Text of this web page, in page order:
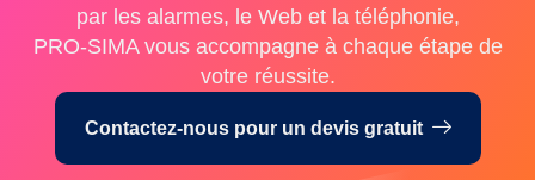
par les alarmes, le Web et la téléphonie,
PRO-SIMA vous accompagne à chaque étape de
votre réussite.
Contactez-nous pour un devis gratuit